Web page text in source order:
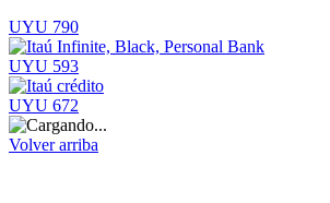
UYU 790
UYU 593
UYU 672
Volver arriba